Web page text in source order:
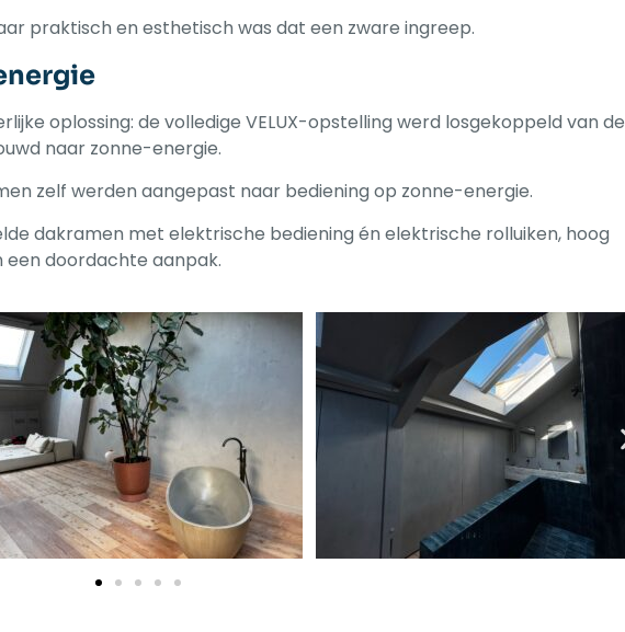
praktisch en esthetisch was dat een zware ingreep.
oplossing: de volledige VELUX-opstelling werd losgekoppeld van de
naar zonne-energie.
zelf werden aangepast naar bediening op zonne-energie.
dakramen met elektrische bediening én elektrische rolluiken, hoog
doordachte aanpak.